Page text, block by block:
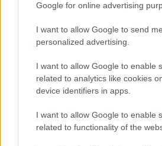
Google for online advertising
I want to allow Google to send me
personalized advertising.
I want to allow Google to enable
related to analytics like cookies
device identifiers in apps.
I want to allow Google to enable
related to functionality of the
Edoardo Marchesi · 5 Ago 2026
NEWS